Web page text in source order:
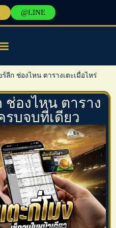
@LINE
ร์ลีก ช่องไหน ตารางเตะเมื่อไหร่
ช่องไหน ตาราง
รบจบที่เดียว